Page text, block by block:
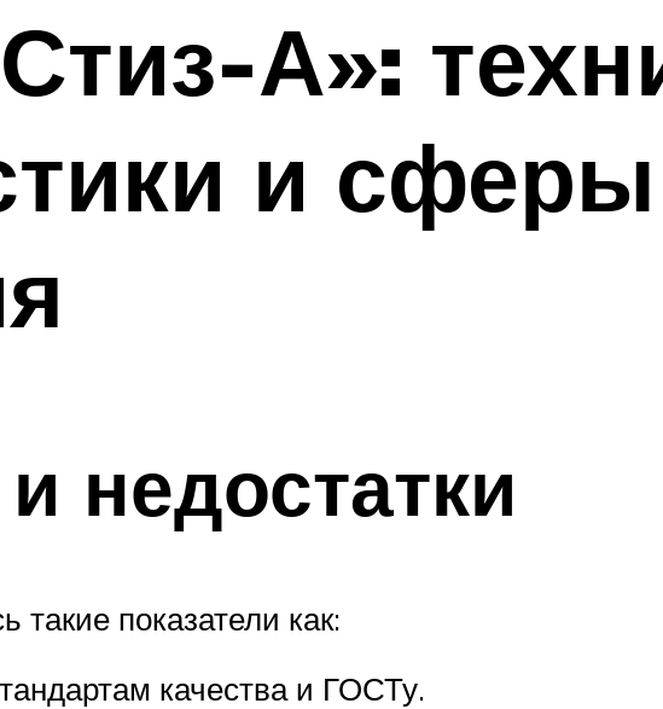
А»:
и сферы
недостатки
показатели как:
качества и ГОСТу.